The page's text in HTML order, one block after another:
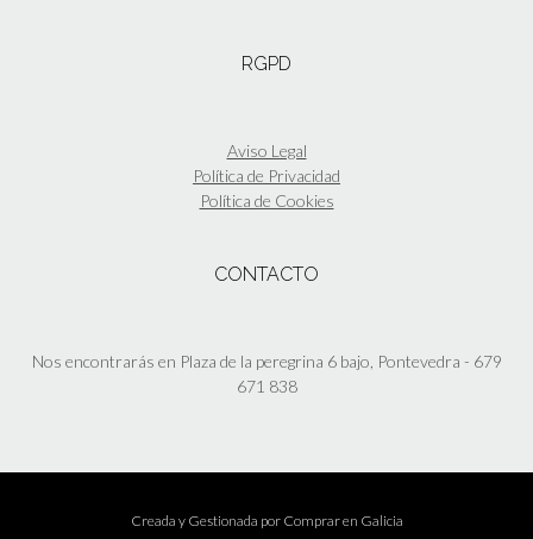
RGPD
Aviso Legal
Política de Privacidad
Política de Cookies
CONTACTO
Nos encontrarás en Plaza de la peregrina 6 bajo, Pontevedra - 679
671 838
Creada y Gestionada por Comprar en Galicia